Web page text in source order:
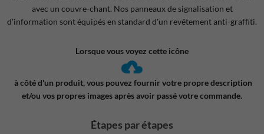
avec un couvre-chant. Nos panneaux de signalisation et
d'information sont équipés en standard d'un revêtement anti-graffiti.
Lorsque vous voyez cette icône
à côté d'un produit, vous pouvez fournir votre propre description
et/ou vos propres images après avoir passé votre commande.
Étapes par étapes